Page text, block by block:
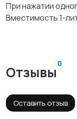
При нажатии
Вместимость 1-
Отзывы
0
Оставить отзыв